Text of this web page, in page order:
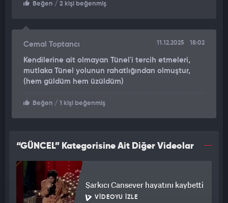
Beğen / 2 kişi beğenmiş
Cemal Toptancı 11.12.2025 18:02
Kendilerine ait olmayan Tünel'i tercih etmeleri,
mutlaka Tünel yolunun rahatlığından olmuştur,
(hem güldüm hem üzüldüm)
Beğen / 1 kişi beğenmiş
“GÜNCEL” Kategorisine Ait Diğer Videolar
Şarkıcı Cansever hayatını kaybetti
VIDEOYU İZLE